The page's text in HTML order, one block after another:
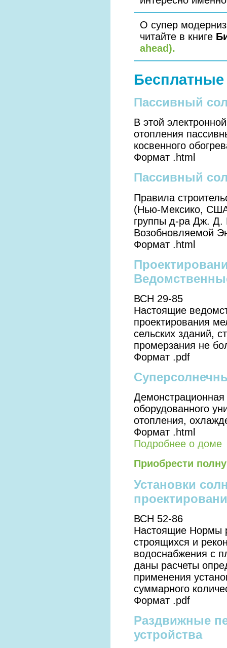
О супер
читайте в книге
ahead).
Бесплатные
Пассивный
В этой
отопления
косвенного
Формат .html
Пассивный
Правила
(Нью-Мексико,
группы д-ра Дж. Д.
Возобновляемой
Формат .html
ВСН 29-85
Настоящие
проектирования
сельских зданий,
промерзания не
Формат .pdf
Демонстрационная
оборудованного
отопления,
Формат .html
Подробнее о доме
Приобрести
Установки
ВСН 52-86
Настоящие Нормы
строящихся и
водоснабжения с
даны расчеты
применения
суммарного
Формат .pdf
Раздвижные
устройства